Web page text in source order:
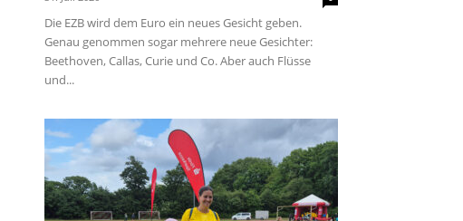
Die EZB wird dem Euro ein neues Gesicht geben.
Genau genommen sogar mehrere neue Gesichter:
Beethoven, Callas, Curie und Co. Aber auch Flüsse
und...